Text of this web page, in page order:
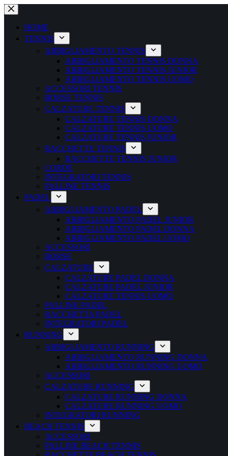
Salta
al
contenutoHOME
TENNIS
ABBIGLIAMENTO TENNIS
ABBIGLIAMENTO TENNIS DONNA
ABBIGLIAMENTO TENNIS JUNIOR
ABBIGLIAMENTO TENNIS UOMO
ACCESSORI TENNIS
BORSE TENNIS
CALZATURE TENNIS
CALZATURE TENNIS DONNA
CALZATURE TENNIS UOMO
CALZATURE TENNIS JUNIOR
RACCHETTE TENNIS
RACCHETTE TENNIS JUNIOR
CORDE
INTEGRATORI TENNIS
PALLINE TENNIS
PADEL
ABBIGLIAMENTO PADEL
ABBIGLIAMENTO PADEL JUNIOR
ABBIGLIAMENTO PADEL DONNA
ABBIGLIAMENTO PADEL UOMO
ACCESSORI
BORSE
CALZATURE
CALZATURE PADEL DONNA
CALZATURE PADEL JUNIOR
CALZATURE TENNIS UOMO
PALLINE PADEL
RACCHETTA PADEL
INTEGRATORI PADEL
RUNNING
ABBIGLIAMENTO RUNNING
ABBIGLIAMENTO RUNNING DONNA
ABBIGLIAMENTO RUNNING UOMO
ACCESSORI
CALZATURE RUNNING
CALZATURE RUNNING DONNA
CALZATURE RUNNING UOMO
INTEGRATORI RUNNING
BEACH TENNIS
ACCESSORI
PALLINE BEACH TENNIS